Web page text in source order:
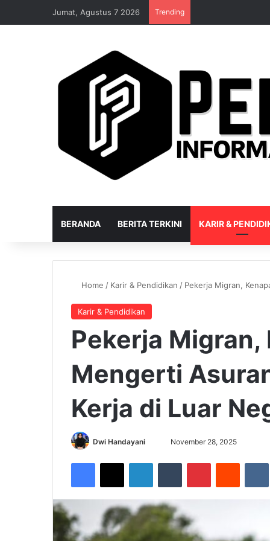
Jumat, Agustus 7 2026 Trending
BERANDA BERITA TERKINI KARIR &
Home / Karir & Pendidikan / Pekerja Migran,
Karir & Pendidikan
Pekerja Migran,
Mengerti
Kerja di Luar
Dwi Handayani
d
a
n
November 28, 2025